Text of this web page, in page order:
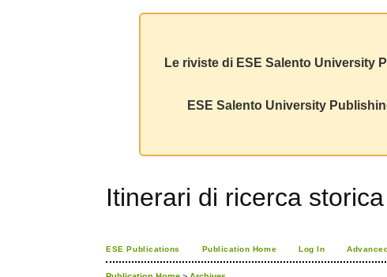
Le riviste di ESE Salento University
ESE Salento University
Itinerari di ricerca storica
ESE Publications Publication Home Log In